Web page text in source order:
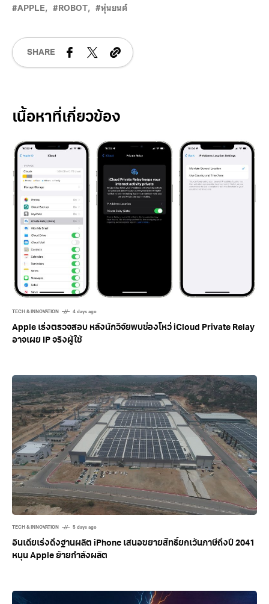
APPLE ROBOT หุ่นยนต์
SHARE
Related Posts
TECH & INNOVATION 4 days ago
Apple เร่งตรวจสอบ หลังนักวิจัยพบช่องโหว่ iCloud Private Relay
อาจเผย IP จริงผู้ใช้
TECH & INNOVATION 5 days ago
อินเดียเร่งดึงฐานผลิต iPhone เสนอขยายสิทธิ์ยกเว้นภาษีถึงปี 2041
หนุน Apple ย้ายกำลังผลิต